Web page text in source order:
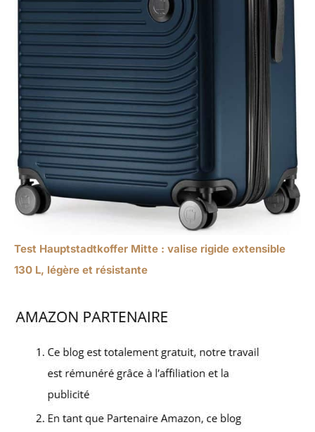
Test Hauptstadtkoffer Mitte : valise rigide extensible
130 L, légère et résistante